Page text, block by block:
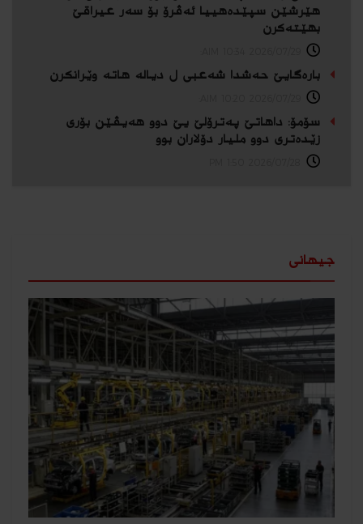
هێرشێن سپێدەهییا ئه‌ڤرۆ بۆ سەر عیراقێ
بهێته‌كرن
بارەگایێ حەشدا شەعبی ل دیالە هاتە وێرانكرن
سۆمۆ: داهاتێ په‌ترۆلێ یێ دوو هه‌یڤێن بۆری
زێده‌تری دوو ملیار دۆلاران بوو
جیهانی